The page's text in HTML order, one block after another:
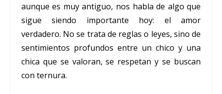
aunque es muy antiguo, nos habla de algo que
sigue siendo importante hoy: el amor
verdadero. No se trata de reglas o leyes, sino de
sentimientos profundos entre un chico y una
chica que se valoran, se respetan y se buscan
con ternura.